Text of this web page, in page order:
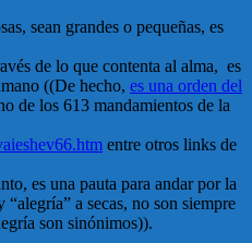
sean grandes o pequeñas, es
de lo que contenta al alma, es
((De hecho, es una orden del
de los 613 mandamientos de la
entre otros links de
es una pauta para andar por la
a secas, no son siempre
son sinónimos)).